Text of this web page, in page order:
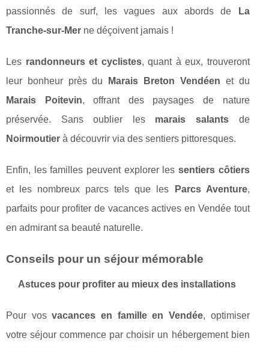
passionnés de surf, les vagues aux abords de
La
Tranche-sur-Mer ne déçoivent jamais !
Les randonneurs et cyclistes, quant à eux, trouveront
leur bonheur près du
Marais Breton Vendéen et du
Marais Poitevin, offrant des paysages de nature
préservée. Sans oublier les marais salants de
Noirmoutier à découvrir via des sentiers pittoresques.
Enfin, les familles peuvent explorer les sentiers côtiers
et les nombreux parcs tels que les
Parcs Aventure,
parfaits pour profiter de vacances actives en Vendée tout
en admirant sa beauté naturelle.
Conseils pour un séjour mémorable
Astuces pour profiter au mieux des installations
Pour vosvacances en famille en Vendée, optimiser
votre séjour commence par choisir un hébergement bien